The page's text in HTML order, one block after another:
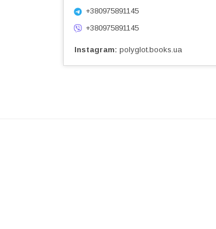
+380975891145
+380975891145
Instagram polyglot.books.ua